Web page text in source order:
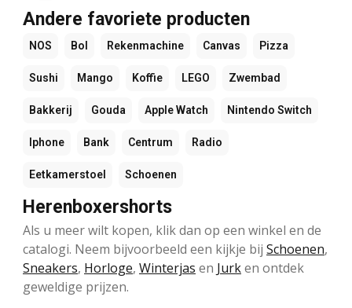
Andere favoriete producten
NOS Bol Rekenmachine Canvas Pizza
Sushi Mango Koffie LEGO Zwembad
Bakkerij Gouda Apple Watch Nintendo Switch
Iphone Bank Centrum Radio
Eetkamerstoel Schoenen
Herenboxershorts
Als u meer wilt kopen, klik dan op een winkel en de
catalogi. Neem bijvoorbeeld een kijkje bij Schoenen,
Sneakers, Horloge, Winterjas en Jurken ontdek
geweldige prijzen.